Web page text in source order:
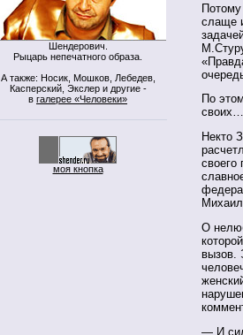
Шендерович.
Рыцарь непечатного образа.
А также: Носик, Мошков, Лебедев,
Касперский, Экслер и другие -
в галерее «Человеки»
моя кнопка
слаще
По
своих…
Некто
О
вызов.
— И